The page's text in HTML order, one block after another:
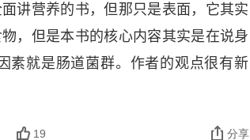
讲营养的书，但那只是表面，它其实
，但是本书的核心内容其实是在说身
素就是肠道菌群。作者的观点很有新
19 分享